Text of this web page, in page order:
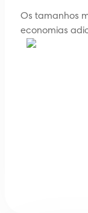
Os tamanhos
economias